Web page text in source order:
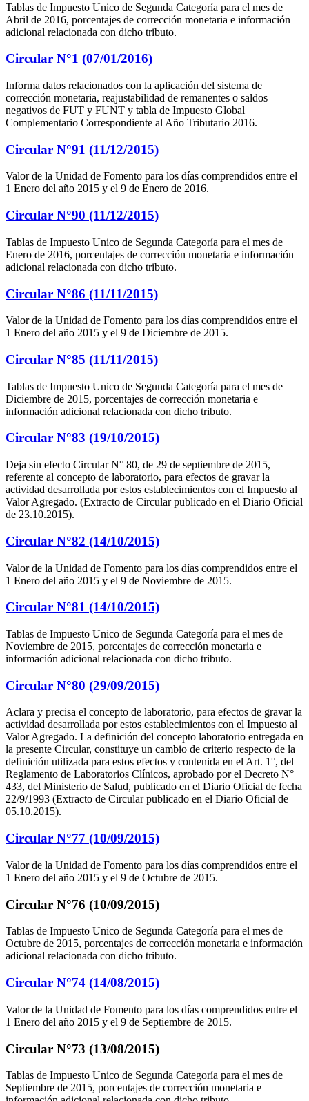
Tablas de Impuesto Unico de Segunda Categoría para el mes de
Abril de 2016, porcentajes de corrección monetaria e información
adicional relacionada con dicho tributo.
Circular N°1 (07/01/2016)
Informa datos relacionados con la aplicación del sistema de
corrección monetaria, reajustabilidad de remanentes o saldos
negativos de FUT y FUNT y tabla de Impuesto Global
Complementario Correspondiente al Año Tributario 2016.
Circular N°91 (11/12/2015)
Valor de la Unidad de Fomento para los días comprendidos entre el
1 Enero del año 2015 y el 9 de Enero de 2016.
Circular N°90 (11/12/2015)
Tablas de Impuesto Unico de Segunda Categoría para el mes de
Enero de 2016, porcentajes de corrección monetaria e información
adicional relacionada con dicho tributo.
Circular N°86 (11/11/2015)
Valor de la Unidad de Fomento para los días comprendidos entre el
1 Enero del año 2015 y el 9 de Diciembre de 2015.
Circular N°85 (11/11/2015)
Tablas de Impuesto Unico de Segunda Categoría para el mes de
Diciembre de 2015, porcentajes de corrección monetaria e
información adicional relacionada con dicho tributo.
Circular N°83 (19/10/2015)
Deja sin efecto Circular N° 80, de 29 de septiembre de 2015,
referente al concepto de laboratorio, para efectos de gravar la
actividad desarrollada por estos establecimientos con el Impuesto al
Valor Agregado. (Extracto de Circular publicado en el Diario Oficial
de 23.10.2015).
Circular N°82 (14/10/2015)
Valor de la Unidad de Fomento para los días comprendidos entre el
1 Enero del año 2015 y el 9 de Noviembre de 2015.
Circular N°81 (14/10/2015)
Tablas de Impuesto Unico de Segunda Categoría para el mes de
Noviembre de 2015, porcentajes de corrección monetaria e
información adicional relacionada con dicho tributo.
Circular N°80 (29/09/2015)
Aclara y precisa el concepto de laboratorio, para efectos de gravar la
actividad desarrollada por estos establecimientos con el Impuesto al
Valor Agregado. La definición del concepto laboratorio entregada en
la presente Circular, constituye un cambio de criterio respecto de la
definición utilizada para estos efectos y contenida en el Art. 1°, del
Reglamento de Laboratorios Clínicos, aprobado por el Decreto N°
433, del Ministerio de Salud, publicado en el Diario Oficial de fecha
22/9/1993 (Extracto de Circular publicado en el Diario Oficial de
05.10.2015).
Circular N°77 (10/09/2015)
Valor de la Unidad de Fomento para los días comprendidos entre el
1 Enero del año 2015 y el 9 de Octubre de 2015.
Circular N°76 (10/09/2015)
Tablas de Impuesto Unico de Segunda Categoría para el mes de
Octubre de 2015, porcentajes de corrección monetaria e información
adicional relacionada con dicho tributo.
Circular N°74 (14/08/2015)
Valor de la Unidad de Fomento para los días comprendidos entre el
1 Enero del año 2015 y el 9 de Septiembre de 2015.
Circular N°73 (13/08/2015)
Tablas de Impuesto Unico de Segunda Categoría para el mes de
Septiembre de 2015, porcentajes de corrección monetaria e